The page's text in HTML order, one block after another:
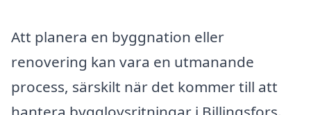
Att planera en byggnation eller
renovering kan vara en utmanande
process, särskilt när det kommer till att